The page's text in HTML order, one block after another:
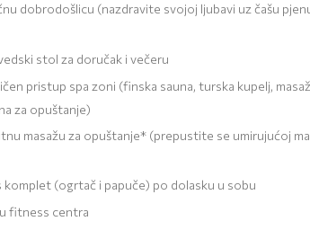
dobrodošlicu (nazdravite svojoj ljubavi uz čašu
stol za doručak i večeru
pristup spa zoni (finska sauna, turska kupelj,
za opuštanje)
masažu za opuštanje* (prepustite se umirujućoj
komplet (ogrtač i papuče) po dolasku u sobu
fitness centra